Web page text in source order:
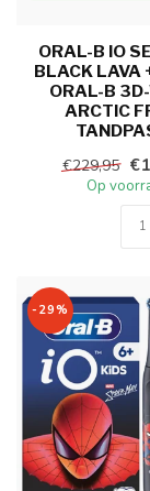
ORAL-B IO
BLACK LAVA
ORAL-B
ARCTIC
€229,95
Op
-29%